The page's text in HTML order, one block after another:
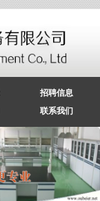
招聘信息
联系我们